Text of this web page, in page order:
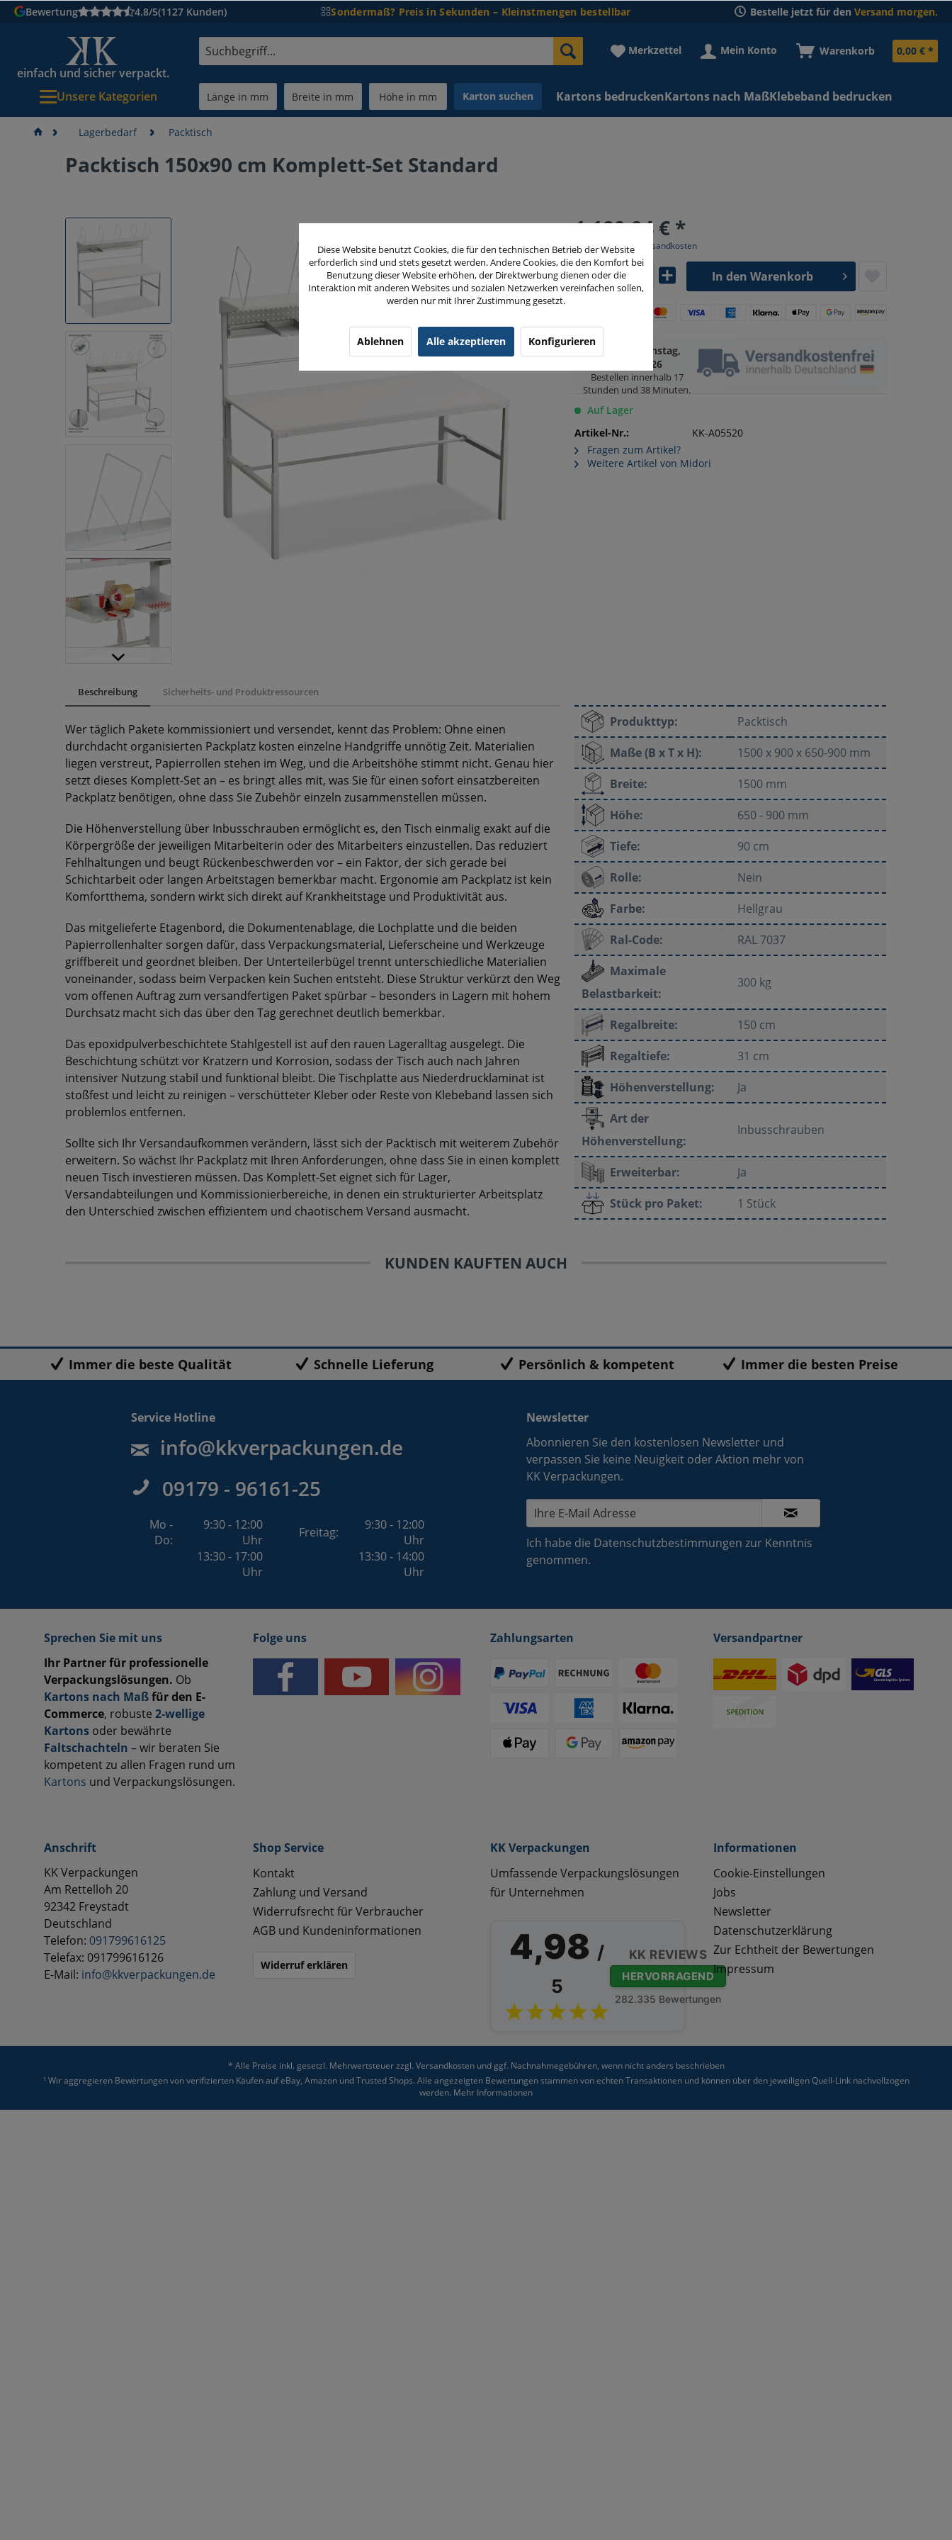
Bewertung 4.8/5(1127 Kunden) Sondermaß? Preis in Sekunden – Kleinstmengen bestellbar Bestelle jetzt für den Versand morgen.
einfach und sicher verpackt.
Merkzettel Mein Konto Warenkorb 0,00 € *
Unsere Kategorien Karton suchen Kartons bedruckenKartons nach MaßKlebeband bedrucken
Lagerbedarf Packtisch
Packtisch 150x90 cm Komplett-Set Standard
1.189,94 € *
inkl. MwSt.zzgl. Versandkosten
Dienstag,
11.08.2026
Bestellen innerhalb 17
Stunden und 38 Minuten.
In den Warenkorb
Auf Lager
Artikel-Nr.:
KK-A05520
Fragen zum Artikel?
Weitere Artikel von Midori
Beschreibung Sicherheits- und Produktressourcen
Wer täglich Pakete kommissioniert und versendet, kennt das Problem: Ohne einen
durchdacht organisierten Packplatz kosten einzelne Handgriffe unnötig Zeit. Materialien
liegen verstreut, Papierrollen stehen im Weg, und die Arbeitshöhe stimmt nicht. Genau hier
setzt dieses Komplett-Set an – es bringt alles mit, was Sie für einen sofort einsatzbereiten
Packplatz benötigen, ohne dass Sie Zubehör einzeln zusammenstellen müssen.
Die Höhenverstellung über Inbusschrauben ermöglicht es, den Tisch einmalig exakt auf die
Körpergröße der jeweiligen Mitarbeiterin oder des Mitarbeiters einzustellen. Das reduziert
Fehlhaltungen und beugt Rückenbeschwerden vor – ein Faktor, der sich gerade bei
Schichtarbeit oder langen Arbeitstagen bemerkbar macht. Ergonomie am Packplatz ist kein
Komfortthema, sondern wirkt sich direkt auf Krankheitstage und Produktivität aus.
Das mitgelieferte Etagenbord, die Dokumentenablage, die Lochplatte und die beiden
Papierrollenhalter sorgen dafür, dass Verpackungsmaterial, Lieferscheine und Werkzeuge
griffbereit und geordnet bleiben. Der Unterteilerbügel trennt unterschiedliche Materialien
voneinander, sodass beim Verpacken kein Suchen entsteht. Diese Struktur verkürzt den Weg
vom offenen Auftrag zum versandfertigen Paket spürbar – besonders in Lagern mit hohem
Durchsatz macht sich das über den Tag gerechnet deutlich bemerkbar.
Das epoxidpulverbeschichtete Stahlgestell ist auf den rauen Lageralltag ausgelegt. Die
Beschichtung schützt vor Kratzern und Korrosion, sodass der Tisch auch nach Jahren
intensiver Nutzung stabil und funktional bleibt. Die Tischplatte aus Niederdrucklaminat ist
stoßfest und leicht zu reinigen – verschütteter Kleber oder Reste von Klebeband lassen sich
problemlos entfernen.
Sollte sich Ihr Versandaufkommen verändern, lässt sich der Packtisch mit weiterem Zubehör
erweitern. So wächst Ihr Packplatz mit Ihren Anforderungen, ohne dass Sie in einen komplett
neuen Tisch investieren müssen. Das Komplett-Set eignet sich für Lager,
Versandabteilungen und Kommissionierbereiche, in denen ein strukturierter Arbeitsplatz
den Unterschied zwischen effizientem und chaotischem Versand ausmacht.
Produkttyp:
Packtisch
Maße (B x T x H):
1500 x 900 x 650-900 mm
Breite:
1500 mm
Höhe:
650 - 900 mm
Tiefe:
90 cm
Rolle:
Nein
Farbe:
Hellgrau
Ral-Code:
RAL 7037
Maximale
Belastbarkeit:
300 kg
Regalbreite:
150 cm
Regaltiefe:
31 cm
Höhenverstellung:
Ja
Art der
Höhenverstellung:
Inbusschrauben
Erweiterbar:
Ja
Stück pro Paket:
1 Stück
KUNDEN KAUFTEN AUCH
Immer die beste Qualität Schnelle Lieferung Persönlich & kompetent Immer die besten Preise
Service Hotline
info@kkverpackungen.de
09179 - 96161-25
Mo -
Do:
9:30 - 12:00
Uhr
Freitag:
9:30 - 12:00
Uhr
13:30 - 17:00
Uhr
13:30 - 14:00
Uhr
Newsletter
Abonnieren Sie den kostenlosen Newsletter und
verpassen Sie keine Neuigkeit oder Aktion mehr von
KK Verpackungen.
Ich habe die Datenschutzbestimmungen zur Kenntnis
genommen.
Sprechen Sie mit uns
Ihr Partner für professionelle
Verpackungslösungen. Ob
Kartons nach Maßfür den E-
Commerce, robuste 2-wellige
Kartons oder bewährte
Faltschachteln – wir beraten Sie
kompetent zu allen Fragen rund um
Kartons und Verpackungslösungen.
Folge uns Zahlungsarten Versandpartner
Anschrift
KK Verpackungen
Am Rettelloh 20
92342 Freystadt
Deutschland
Telefon: 091799616125
Telefax: 091799616126
E-Mail: info@kkverpackungen.de
Shop Service
Kontakt
Zahlung und Versand
Widerrufsrecht für Verbraucher
AGB und Kundeninformationen
Widerruf erklären
KK Verpackungen
Umfassende Verpackungslösungen
für Unternehmen
4,98 /
5
KK REVIEWS
HERVORRAGEND
282.335 Bewertungen
Informationen
Cookie-Einstellungen
Jobs
Newsletter
Datenschutzerklärung
Zur Echtheit der Bewertungen
Impressum
* Alle Preise inkl. gesetzl. Mehrwertsteuer zzgl. Versandkostenund ggf. Nachnahmegebühren, wenn nicht anders beschrieben
¹ Wir aggregieren Bewertungen von verifizierten Käufen auf eBay, Amazon und Trusted Shops. Alle angezeigten Bewertungen stammen von echten Transaktionen und können über den jeweiligen Quell-Link nachvollzogen
werden. Mehr Informationen
Diese Website benutzt Cookies, die für den technischen Betrieb der Website
erforderlich sind und stets gesetzt werden. Andere Cookies, die den Komfort bei
Benutzung dieser Website erhöhen, der Direktwerbung dienen oder die
Interaktion mit anderen Websites und sozialen Netzwerken vereinfachen sollen,
werden nur mit Ihrer Zustimmung gesetzt.
Ablehnen Alle akzeptieren Konfigurieren